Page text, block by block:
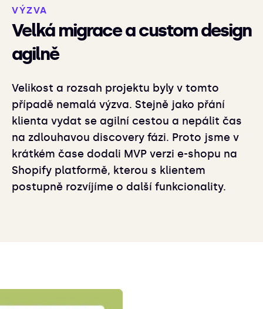
VÝZVA
Velká migrace a custom design
agilně
Velikost a rozsah projektu byly v tomto
případě nemalá výzva. Stejně jako přání
klienta vydat se agilní cestou a nepálit čas
na zdlouhavou discovery fázi. Proto jsme v
krátkém čase dodali MVP verzi e-shopu na
Shopify platformě, kterou s klientem
postupně rozvíjíme o další funkcionality.